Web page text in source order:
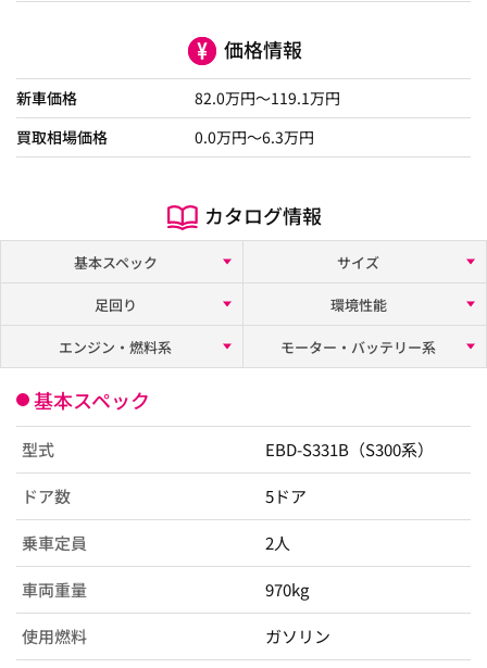
価格情報
新車価格 82.0万円～119.1 万円
買取相場価格
0.0万円〜6.3万円
カタログ情報
基本スペック
サイズ
足回り
環境性能
エンジン・燃料系
モーター・バッテリー系
基本スペック
型式 EBD-S331B（S300系）
ドア数 5ドア
乗車定員 2人
車両重量 970kg
使用燃料 ガソリン